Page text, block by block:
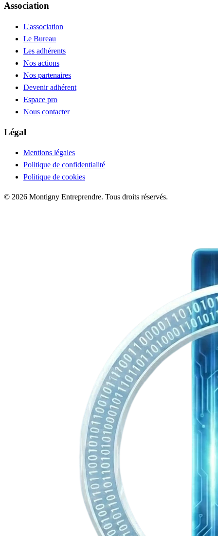
Association
L'association
Le Bureau
Les adhérents
Nos actions
Nos partenaires
Devenir adhérent
Espace pro
Nous contacter
Légal
Mentions légales
Politique de confidentialité
Politique de cookies
© 2026 Montigny Entreprendre. Tous droits réservés.